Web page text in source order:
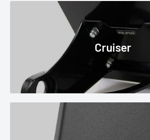
Cruiser